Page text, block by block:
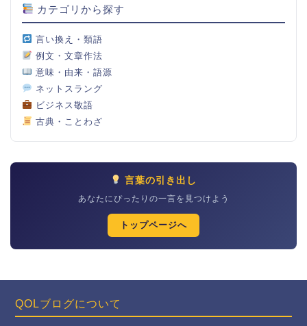
カテゴリから探す
言い換え・類語
例文・文章作法
意味・由来・語源
ネットスラング
ビジネス敬語
古典・ことわざ
言葉の引き出し
あなたにぴったりの一言を見つけよう
トップページへ
QOLブログについて